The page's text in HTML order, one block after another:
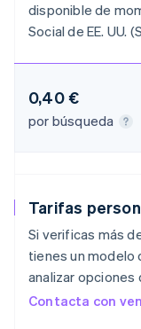
disponible de
Social de EE. UU.
0,40 €
por búsqueda
Tarifas
Si verificas más
tienes un modelo
analizar
Contacta con
Eslovenia
EnglishItaliano
Estados Unidos
English
Estonia
FrançaisEnglish
Gibraltar
Grecia
English
Hungría